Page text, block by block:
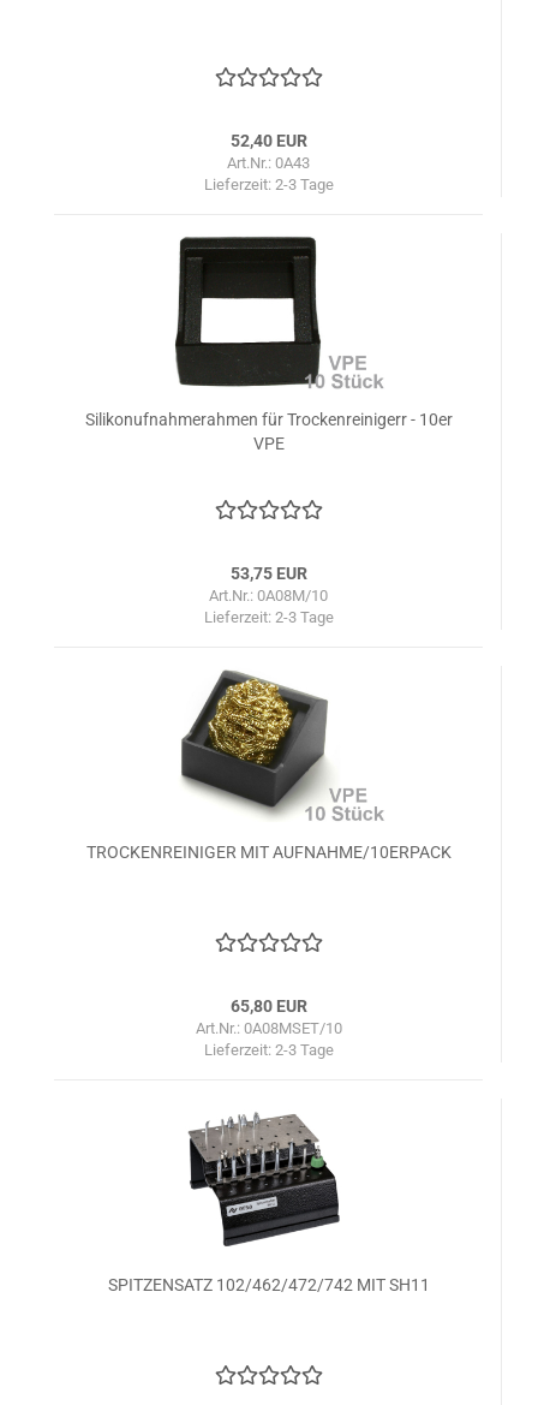
52,40 EUR
Art.Nr.: 0A43
Lieferzeit: 2-3 Tage
Silikonufnahmerahmen für Trockenreinigerr - 10er
VPE
53,75 EUR
Art.Nr.: 0A08M/10
Lieferzeit: 2-3 Tage
TROCKENREINIGER MIT AUFNAHME/10ERPACK
65,80 EUR
Art.Nr.: 0A08MSET/10
Lieferzeit: 2-3 Tage
SPITZENSATZ 102/462/472/742 MIT SH11